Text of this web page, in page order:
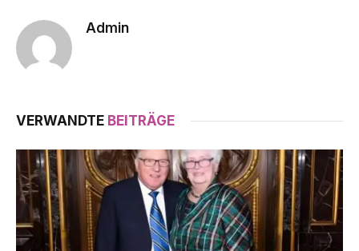
Admin
VERWANDTE BEITRÄGE